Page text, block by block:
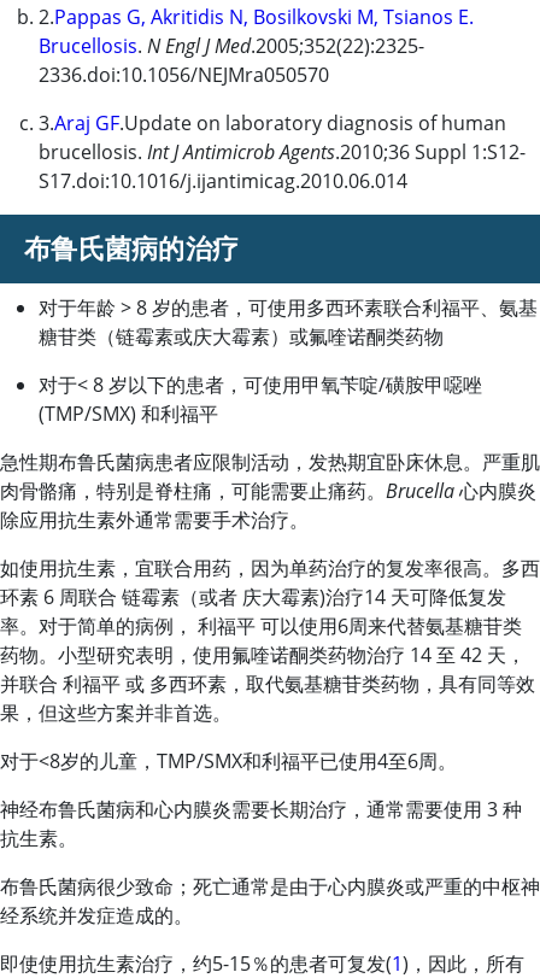
2.Pappas G, Akritidis N, Bosilkovski M, Tsianos E.
Brucellosis. N Engl J Med.2005;352(22):2325-
2336.doi:10.1056/NEJMra050570
3.Araj GF.Update on laboratory diagnosis of human
brucellosis. Int J Antimicrob Agents.2010;36 Suppl 1:S12-
S17.doi:10.1016/j.ijantimicag.2010.06.014
布鲁氏菌病的治疗
对于年龄 > 8 岁的患者，可使用多西环素联合利福平、氨基
糖苷类（链霉素或庆大霉素）或氟喹诺酮类药物
对于<8 岁以下的患者，可使用甲氧苄啶/磺胺甲噁唑
(TMP/SMX) 和利福平
急性期布鲁氏菌病患者应限制活动，发热期宜卧床休息。严重肌
肉骨骼痛，特别是脊柱痛，可能需要止痛药。 Brucella心内膜炎
除应用抗生素外通常需要手术治疗。
如使用抗生素，宜联合用药，因为单药治疗的复发率很高。 多西
环素 6 周联合 链霉素 （或者 庆大霉素)治疗14 天可降低复发
率。对于简单的病例， 利福平可以使用6周来代替氨基糖苷类
药物。小型研究表明，使用氟喹诺酮类药物治疗 14 至 42 天，
并联合 利福平或 多西环素 ，取代氨基糖苷类药物，具有同等效
果，但这些方案并非首选。
对于<8岁的儿童，TMP/SMX和利福平已使用4至6周。
神经布鲁氏菌病和心内膜炎需要长期治疗，通常需要使用 3 种
抗生素。
布鲁氏菌病很少致命；死亡通常是由于心内膜炎或严重的中枢神
经系统并发症造成的。
即使使用抗生素治疗，约5-15％的患者可复发(1)，因此，所有